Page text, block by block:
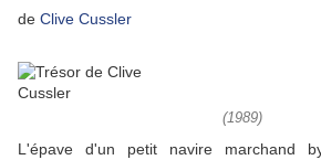
de Clive Cussler
(1989)
L'épave d'un petit navire marchand